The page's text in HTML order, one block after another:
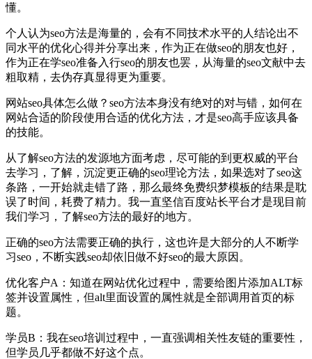
懂。
个人认为seo方法是海量的，会有不同技术水平的人结论出不
同水平的优化心得并分享出来，作为正在做seo的朋友也好，
作为正在学seo准备入行seo的朋友也罢，从海量的seo文献中去
粗取精，去伪存真显得更为重要。
网站seo具体怎么做？seo方法本身没有绝对的对与错，如何在
网站合适的阶段使用合适的优化方法，才是seo高手应该具备
的技能。
从了解seo方法的发源地方面考虑，尽可能的到更权威的平台
去学习，了解，沉淀更正确的seo理论方法，如果选对了seo这
条路，一开始就走错了路，那么最终免费织梦模板的结果是耽
误了时间，耗费了精力。我一直坚信百度站长平台才是现目前
我们学习，了解seo方法的最好的地方。
正确的seo方法需要正确的执行，这也许是大部分的人不断学
习seo，不断实践seo却依旧做不好seo的最大原因。
优化客户A：知道在网站优化过程中，需要给图片添加ALT标
签并设置属性，但alt里面设置的属性就是全部调用首页的标
题。
学员B：我在seo培训过程中，一直强调相关性友链的重要性，
但学员几乎都做不好这个点。